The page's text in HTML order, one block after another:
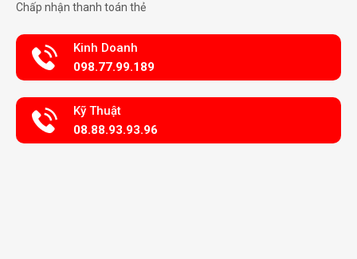
Chấp nhận thanh toán thẻ
Kinh Doanh
098.77.99.189
Kỹ Thuật
08.88.93.93.96